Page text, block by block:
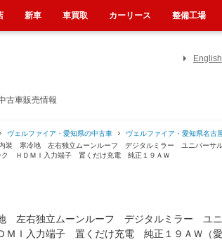
古車販売情報
English
ヴェルファイア・愛知県の中古車
ヴェルファイア・愛知県名古
装 寒冷地 左右独立ムーンルーフ デジタルミラー ユニバーサ
ＨＤＭＩ入力端子 置くだけ充電 純正１９ＡＷ
右独立ムーンルーフ デジタルミラー ユニ
Ｉ入力端子 置くだけ充電 純正１９ＡＷ（愛
新車 車買取 カーリース 整備工場